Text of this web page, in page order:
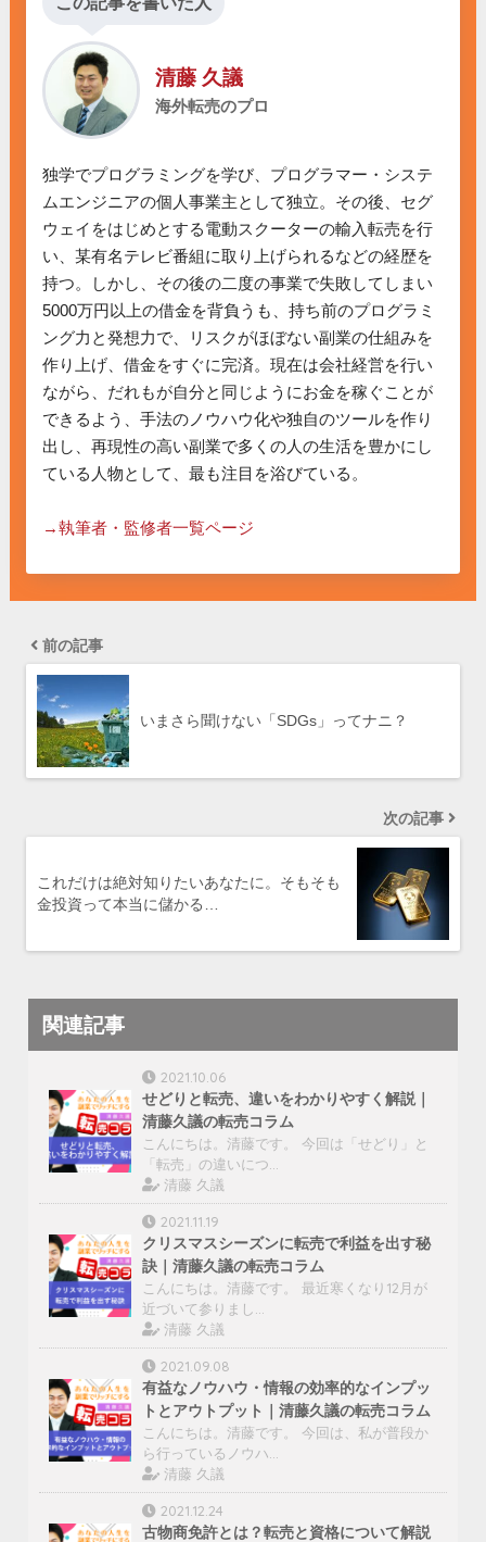
清藤 久議
海外転売のプロ
独学でプログラミングを学び、プログラマー・システ
ムエンジニアの個人事業主として独立。その後、セグ
ウェイをはじめとする電動スクーターの輸入転売を行
い、某有名テレビ番組に取り上げられるなどの経歴を
持つ。しかし、その後の二度の事業で失敗してしまい
5000万円以上の借金を背負うも、持ち前のプログラミ
ング力と発想力で、リスクがほぼない副業の仕組みを
作り上げ、借金をすぐに完済。現在は会社経営を行い
ながら、だれもが自分と同じようにお金を稼ぐことが
できるよう、手法のノウハウ化や独自のツールを作り
出し、再現性の高い副業で多くの人の生活を豊かにし
ている人物として、最も注目を浴びている。
→執筆者・監修者一覧ページ
前の記事
いまさら聞けない「SDGs」ってナニ？
次の記事
これだけは絶対知りたいあなたに。そもそも
金投資って本当に儲かる…
関連記事
2021.10.06
せどりと転売、違いをわかりやすく解説｜
清藤久議の転売コラム
こんにちは。清藤です。 今回は「せどり」と
「転売」の違いにつ…
清藤 久議
2021.11.19
クリスマスシーズンに転売で利益を出す秘
訣｜清藤久議の転売コラム
こんにちは。清藤です。 最近寒くなり12月が
近づいて参りまし…
清藤 久議
2021.09.08
有益なノウハウ・情報の効率的なインプッ
トとアウトプット｜清藤久議の転売コラム
こんにちは。清藤です。 今回は、私が普段か
ら行っているノウハ…
清藤 久議
2021.12.24
古物商免許とは？転売と資格について解説